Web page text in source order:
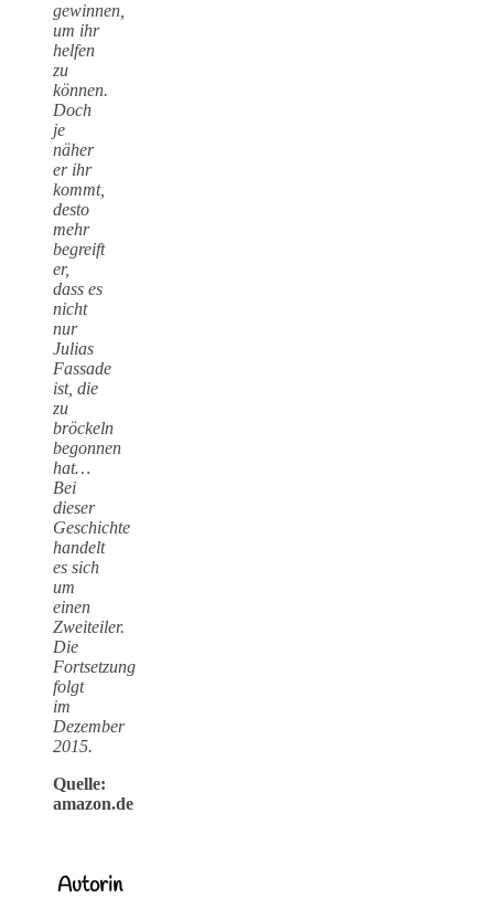
gewinnen,
um ihr
helfen
zu
können.
Doch
je
näher
er ihr
kommt,
desto
mehr
begreift
er,
dass es
nicht
nur
Julias
Fassade
ist, die
zu
bröckeln
begonnen
hat…
Bei
dieser
Geschichte
handelt
es sich
um
einen
Zweiteiler.
Die
Fortsetzung
folgt
im
Dezember
2015.
Quelle:
amazon.de
Autorin